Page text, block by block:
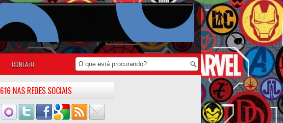
CONTATO
616 NAS REDES SOCIAIS